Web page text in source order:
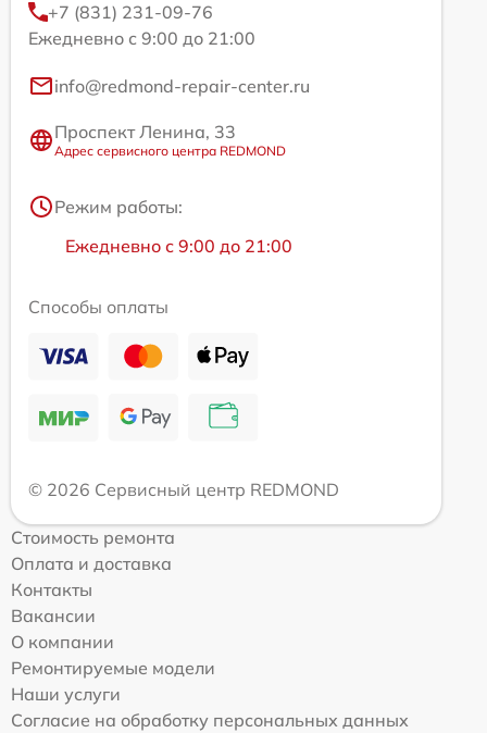
+7 (831) 231-09-76
Ежедневно с 9:00 до 21:00
info@redmond-repair-center.ru
Проспект Ленина, 33
Адрес сервисного центра REDMOND
Режим работы:
Ежедневно с 9:00 до 21:00
Способы оплаты
© 2026 Сервисный центр REDMOND
Стоимость ремонта
Оплата и доставка
Контакты
Вакансии
О компании
Ремонтируемые модели
Наши услуги
Согласие на обработку персональных данных